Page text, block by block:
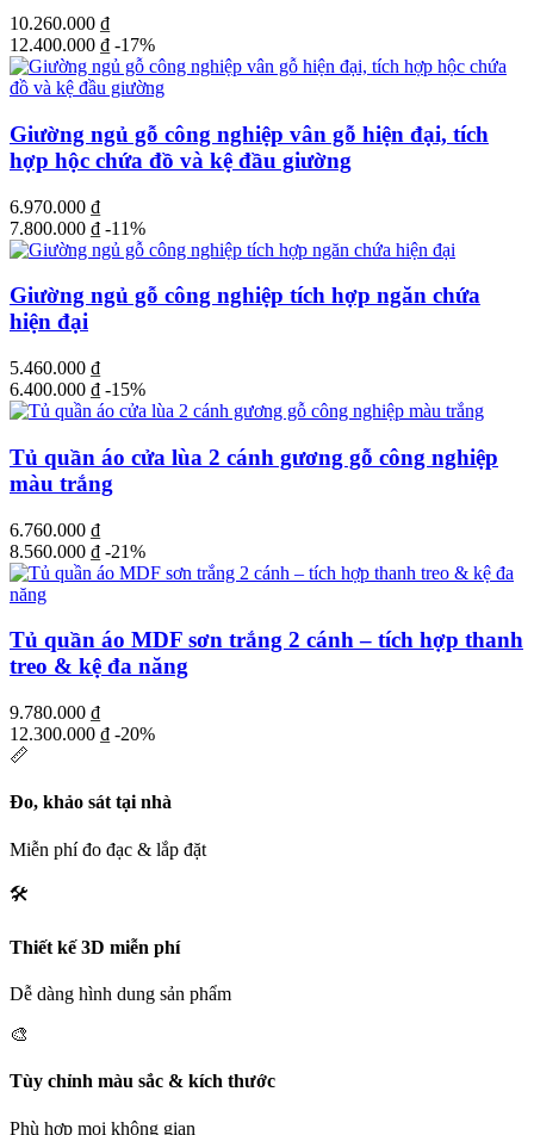
10.260.000 ₫
12.400.000 ₫ -17%
Giường ngủ gỗ công nghiệp vân gỗ hiện đại, tích
hợp hộc chứa đồ và kệ đầu giường
6.970.000 ₫
7.800.000 ₫ -11%
Giường ngủ gỗ công nghiệp tích hợp ngăn chứa
hiện đại
5.460.000 ₫
6.400.000 ₫ -15%
Tủ quần áo cửa lùa 2 cánh gương gỗ công nghiệp
màu trắng
6.760.000 ₫
8.560.000 ₫ -21%
Tủ quần áo MDF sơn trắng 2 cánh – tích hợp thanh
treo & kệ đa năng
9.780.000 ₫
12.300.000 ₫ -20%
📏
Đo, khảo sát tại nhà
Miễn phí đo đạc & lắp đặt
🛠️
Thiết kế 3D miễn phí
Dễ dàng hình dung sản phẩm
🎨
Tùy chỉnh màu sắc & kích thước
Phù hợp mọi không gian